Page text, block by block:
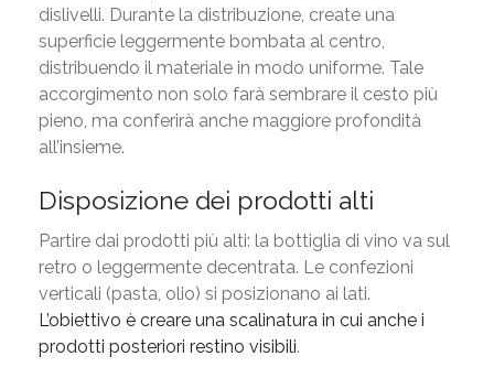
dislivelli. Durante la distribuzione, create una
superficie leggermente bombata al centro,
distribuendo il materiale in modo uniforme. Tale
accorgimento non solo farà sembrare il cesto più
pieno, ma conferirà anche maggiore profondità
all’insieme.
Disposizione dei prodotti alti
Partire dai prodotti più alti: la bottiglia di vino va sul
retro o leggermente decentrata. Le confezioni
verticali (pasta, olio) si posizionano ai lati.
L’obiettivo è creare una scalinatura in cui anche i
prodotti posteriori restino visibili.